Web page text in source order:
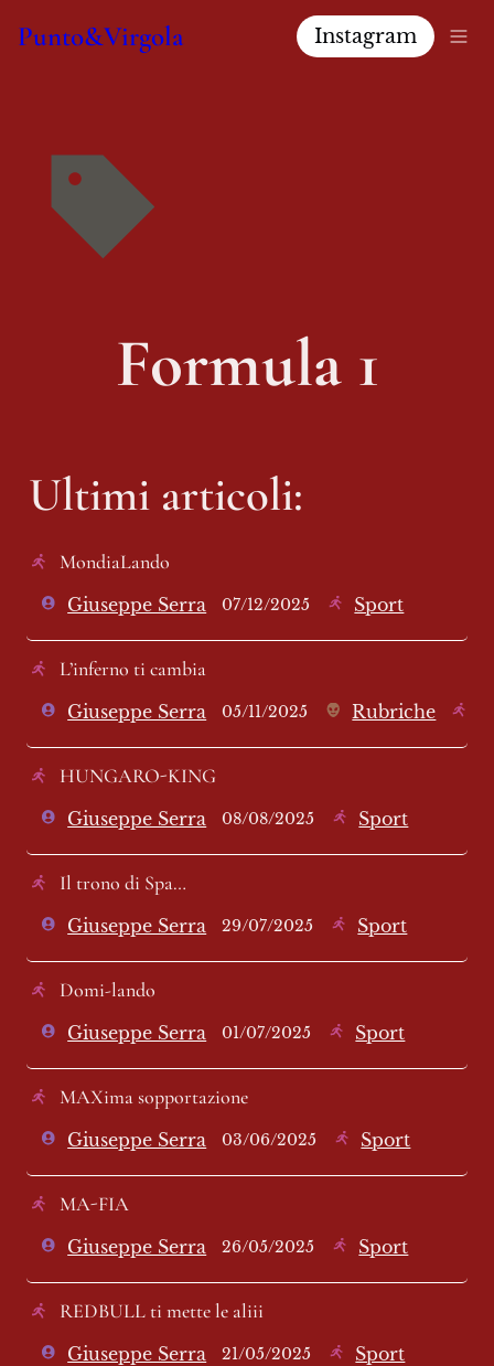
Punto&Virgola Instagram
Formula 1
Ultimi articoli:
MondiaLando
Giuseppe Serra 07/12/2025 Sport
L’inferno ti cambia
Giuseppe Serra 05/11/2025 Rubriche
HUNGARO-KING
Giuseppe Serra 08/08/2025 Sport
Il trono di Spa…
Giuseppe Serra 29/07/2025 Sport
Domi-lando
Giuseppe Serra 01/07/2025 Sport
MAXima sopportazione
Giuseppe Serra 03/06/2025 Sport
MA-FIA
Giuseppe Serra 26/05/2025 Sport
REDBULL ti mette le aliii
Giuseppe Serra 21/05/2025 Sport